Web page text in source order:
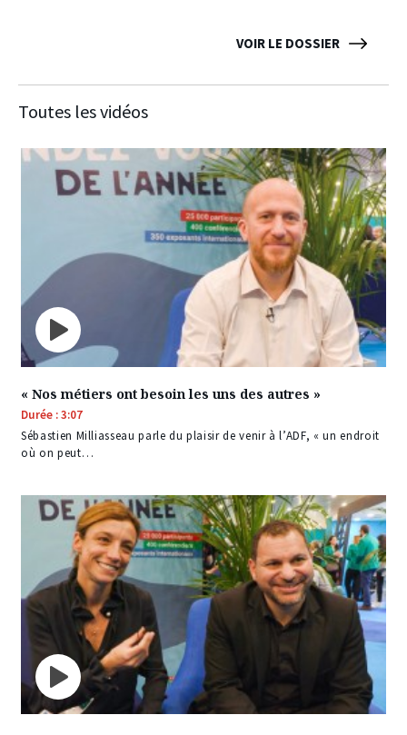
VOIR LE DOSSIER
Toutes les vidéos
« Nos métiers ont besoin les uns des autres »
Durée : 3:07
Sébastien Milliasseau parle du plaisir de venir à l’ADF, « un endroit
où on peut…